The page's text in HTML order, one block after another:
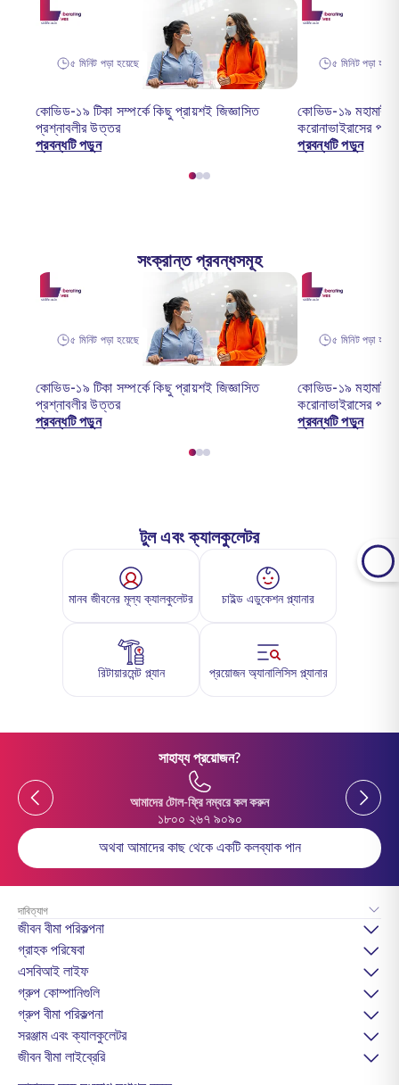
৫ মিনিট পড়া হয়েছে
কোভিড-১৯ টিকা সম্পর্কে কিছু প্রায়শই জিজ্ঞাসিত
প্রশ্নাবলীর উত্তর
প্রবন্ধটি পড়ুন
৫ মিনিট পড়া
কোভিড-১৯ মহামারী:
করোনাভাইরাসের
প্রবন্ধটি পড়ুন
সংক্রান্ত প্রবন্ধসমূহ
৫ মিনিট পড়া হয়েছে
কোভিড-১৯ টিকা সম্পর্কে কিছু প্রায়শই জিজ্ঞাসিত
প্রশ্নাবলীর উত্তর
প্রবন্ধটি পড়ুন
৫ মিনিট পড়া
কোভিড-১৯ মহামারী:
করোনাভাইরাসের
প্রবন্ধটি পড়ুন
টুল এবং ক্যালকুলেটর
মানব জীবনের মূল্য ক্যালকুলেটর চাইল্ড এডুকেশন প্ল্যানার
রিটায়ারমেন্ট প্ল্যান প্রয়োজন অ্যানালিসিস প্ল্যানার
সাহায্য প্রয়োজন?
Previous
আমাদের টোল-ফ্রি নম্বরে কল করুন
১৮০০ ২৬৭ ৯০৯০
Previous
অথবা আমাদের কাছ থেকে একটি কলব্যাক পান
দাবিত্যাগ
জীবন বীমা পরিকল্পনা
গ্রাহক পরিষেবা
এসবিআই লাইফ
গ্রুপ কোম্পানিগুলি
গ্রুপ বীমা পরিকল্পনা
সরঞ্জাম এবং ক্যালকুলেটর
জীবন বীমা লাইব্রেরি